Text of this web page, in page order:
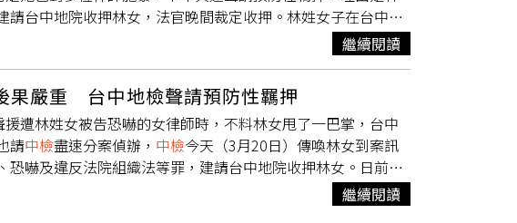
價格等違法情形，必定依法究責，民眾也可撥打檢舉專線
台中地院收押林女，法官晚間裁定收押。林姓女子在台中地
據了解，法官認定林女共犯下刑法第309條第1項公然侮辱
判長所發維持法庭秩序命令罪，及刑法第277條第1項傷害罪、
考量林女從去年11月29日起即涉傷害傅姓女律師，再於今年3
高姓、林姓、聶姓等律師施以危害生命、身體、安全之行
相關律師，有反覆實施同一傷害、恐嚇危害安全之虞，所以
，得於10日內提起抗告。
繼續閱讀
果嚴重 台中地檢聲請預防性羈押
遭林姓女被告恐嚇的女律師時，不料林女甩了一巴掌，台中
請中檢盡速分案偵辦， 中檢今天（3月20日）傳喚林女到案訊
嚇及違反法院組織法等罪，建請台中地院收押林女。日前在
會理事長事件，台中地檢署旋即指派黃嘉生主任檢察官率同
分局展開蒐證調查，以釐清案情並依法偵辦。經承辦檢察官迅
繼續閱讀